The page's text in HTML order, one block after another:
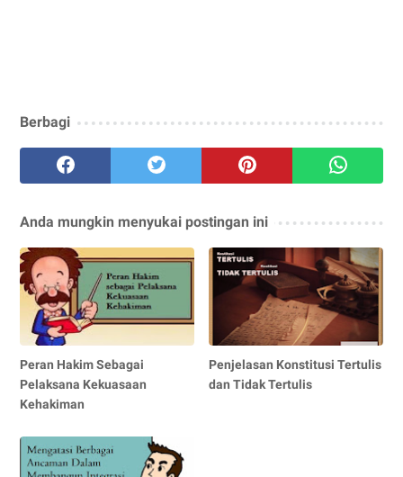
Berbagi
Anda mungkin menyukai postingan ini
Peran Hakim Sebagai
Pelaksana Kekuasaan
Kehakiman
Penjelasan Konstitusi Tertulis
dan Tidak Tertulis